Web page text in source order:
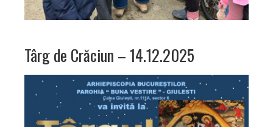
Târg de Crăciun – 14.12.2025